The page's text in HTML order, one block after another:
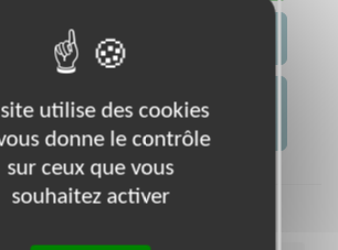
L'ASSOCIATION
JE FAIS UN DON À
AFM -...
utilise des cookies
donne le contrôle
sur ceux que vous
souhaitez activer